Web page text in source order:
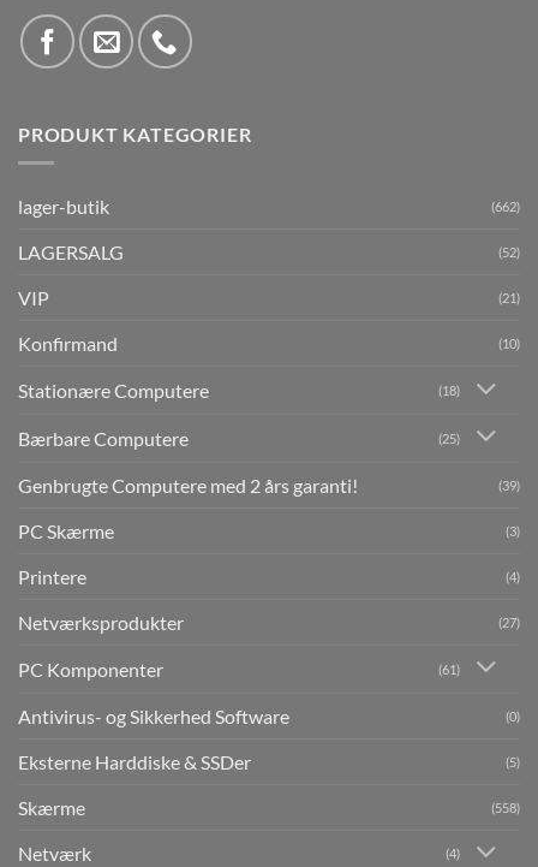
PRODUKT KATEGORIER
lager-butik (662)
LAGERSALG (52)
VIP (21)
Konfirmand (10)
Stationære Computere (18)
Bærbare Computere (25)
Genbrugte Computere med 2 års garanti! (39)
PC Skærme (3)
Printere (4)
Netværksprodukter (27)
PC Komponenter (61)
Antivirus- og Sikkerhed Software (0)
Eksterne Harddiske & SSDer (5)
Skærme (558)
Netværk (4)